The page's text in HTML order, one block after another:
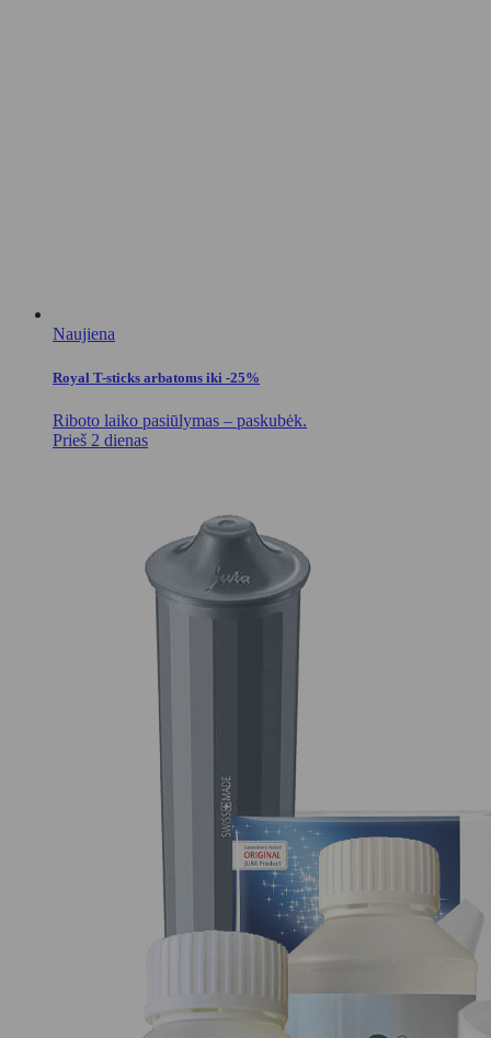
Naujiena
Royal T-sticks arbatoms iki -25%
Riboto laiko pasiūlymas – paskubėk.
Prieš 2 dienas